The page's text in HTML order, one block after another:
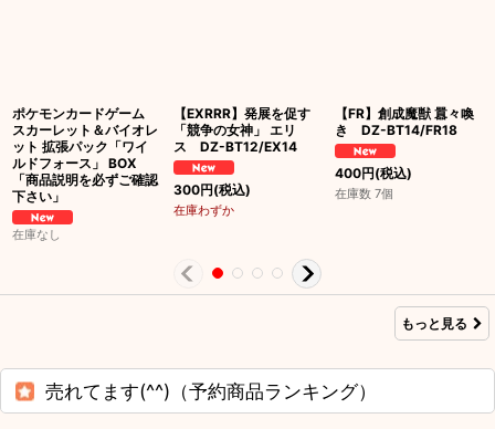
ポケモンカードゲーム
スカーレット＆バイオレ
ット 拡張パック「ワイ
ルドフォース」 BOX
「商品説明を必ずご確認
下さい」
在庫なし
【EXRRR】発展を促す
「競争の女神」 エリ
ス DZ-BT12/EX14
300円(税込)
在庫わずか
【FR】創成魔獣 囂々喚
き DZ-BT14/FR18
400円(税込)
在庫数 7個
もっと見る
売れてます(^^)（予約商品ランキング）